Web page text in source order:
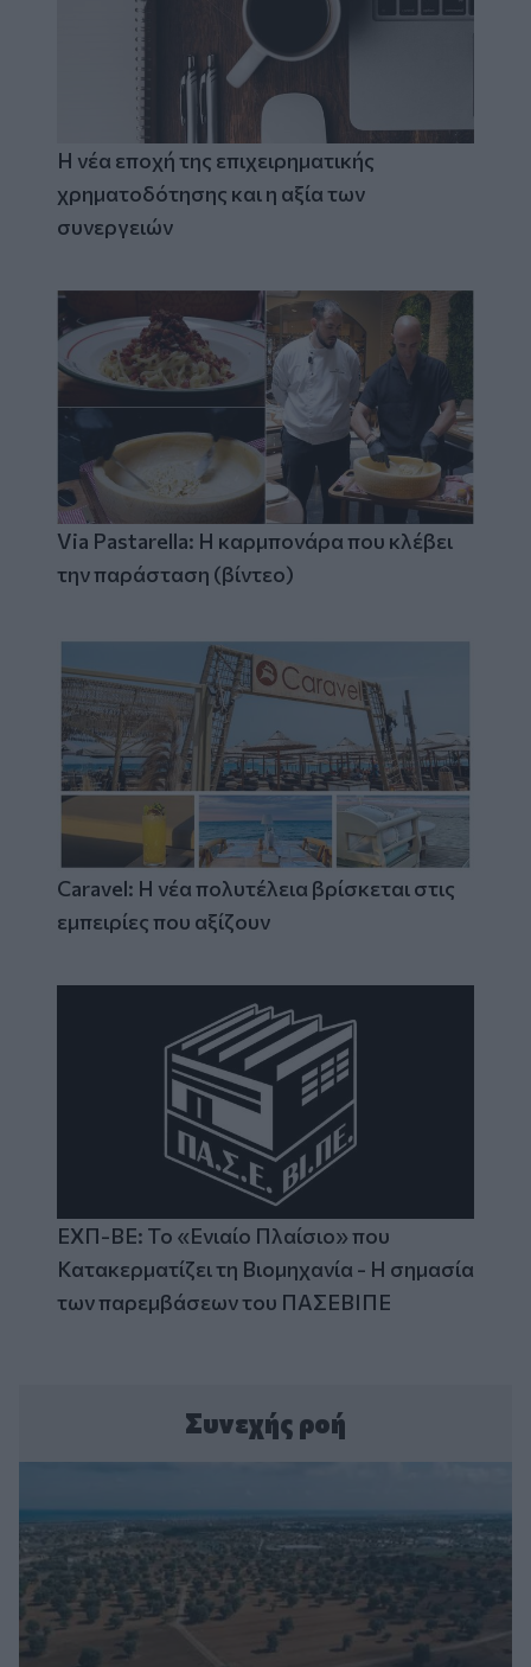
Η νέα εποχή της επιχειρηματικής
χρηματοδότησης και η αξία των
συνεργειών
Via Pastarella: Η καρμπονάρα που κλέβει
την παράσταση (βίντεο)
Caravel: Η νέα πολυτέλεια βρίσκεται στις
εμπειρίες που αξίζουν
ΕΧΠ-ΒΕ: Το «Ενιαίο Πλαίσιο» που
Κατακερματίζει τη Βιομηχανία - Η σημασία
των παρεμβάσεων του ΠΑΣΕΒΙΠΕ
Συνεχής ροή